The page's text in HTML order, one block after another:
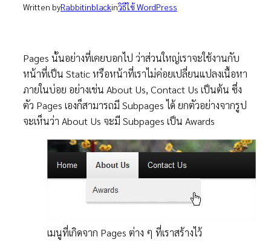
Written byRabbitinblackinวิธีใช้ WordPress
Pages นั้นอย่างที่เคยบอกไป ว่าส่วนใหญ่เราจะใช้งานกับ
หน้าที่เป็น Static หรือหน้าที่เราไม่ค่อยเปลี่ยนแปลงเนื้อหา
ภายในบ่อย อย่างเช่น About Us, Contact Us เป็นต้น ซึ่ง
ตัว Pages เองก็สามารถมี Subpages ได้ ยกตัวอย่างจากรูป
จะเห็นว่า About Us จะมี Subpages เป็น Awards
เมนูที่เกิดจาก Pages ต่าง ๆ ที่เราสร้างไว้